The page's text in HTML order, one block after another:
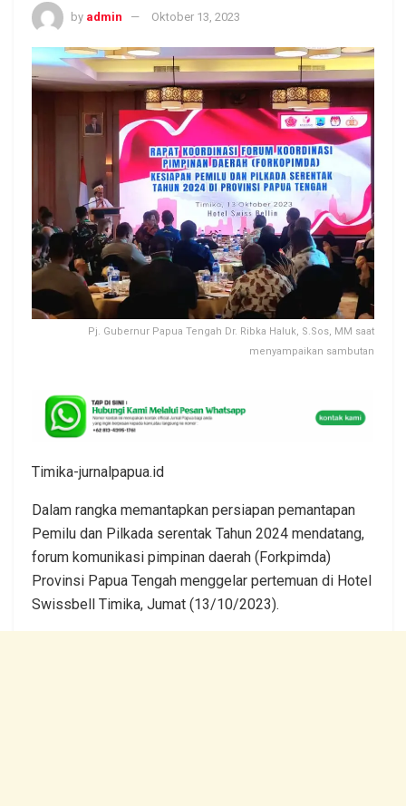
by admin Oktober 13, 2023
Pj. Gubernur Papua Tengah Dr. Ribka Haluk, S.Sos, MM saat
menyampaikan sambutan
Timika-jurnalpapua.id
Dalam rangka memantapkan persiapan pemantapan
Pemilu dan Pilkada serentak Tahun 2024 mendatang,
forum komunikasi pimpinan daerah (Forkpimda)
Provinsi Papua Tengah menggelar pertemuan di Hotel
Swissbell Timika, Jumat (13/10/2023).